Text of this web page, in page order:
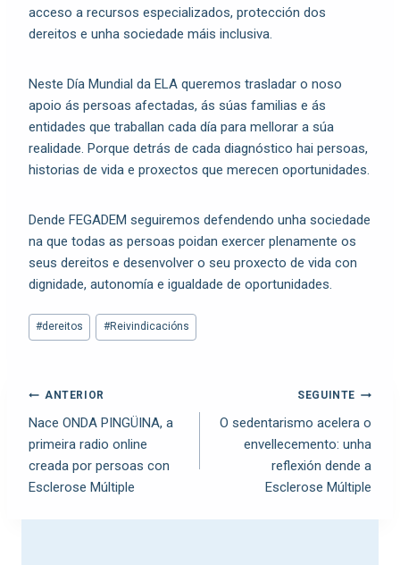
acceso a recursos especializados, protección dos
dereitos e unha sociedade máis inclusiva.
Neste Día Mundial da ELA queremos trasladar o noso
apoio ás persoas afectadas, ás súas familias e ás
entidades que traballan cada día para mellorar a súa
realidade. Porque detrás de cada diagnóstico hai persoas,
historias de vida e proxectos que merecen oportunidades.
Dende FEGADEM seguiremos defendendo unha sociedade
na que todas as persoas poidan exercer plenamente os
seus dereitos e desenvolver o seu proxecto de vida con
dignidade, autonomía e igualdade de oportunidades.
#dereitos #Reivindicacións
ANTERIOR
Nace ONDA PINGÜINA, a
primeira radio online
creada por persoas con
Esclerose Múltiple
SEGUINTE
O sedentarismo acelera o
envellecemento: unha
reflexión dende a
Esclerose Múltiple